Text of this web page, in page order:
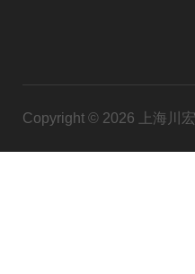
Copyright © 2026 上海川